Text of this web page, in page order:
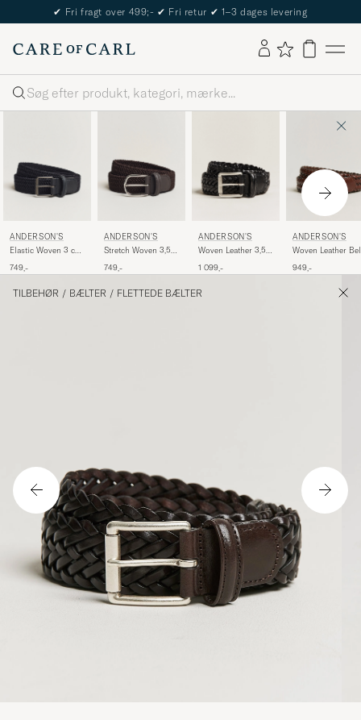
✔ Fri fragt over 499;- ✔ Fri retur ✔ 1–3 dages levering
Søg
ANDERSON'S
Elastic Woven 3 cm
749,-
ANDERSON'S
Stretch Woven 3,5
749,-
ANDERSON'S
Woven Leather 3,5
Black
1 099,-
ANDERSON'S
Woven Leather
949,-
TILBEHØR / BÆLTER / FLETTEDE BÆLTER